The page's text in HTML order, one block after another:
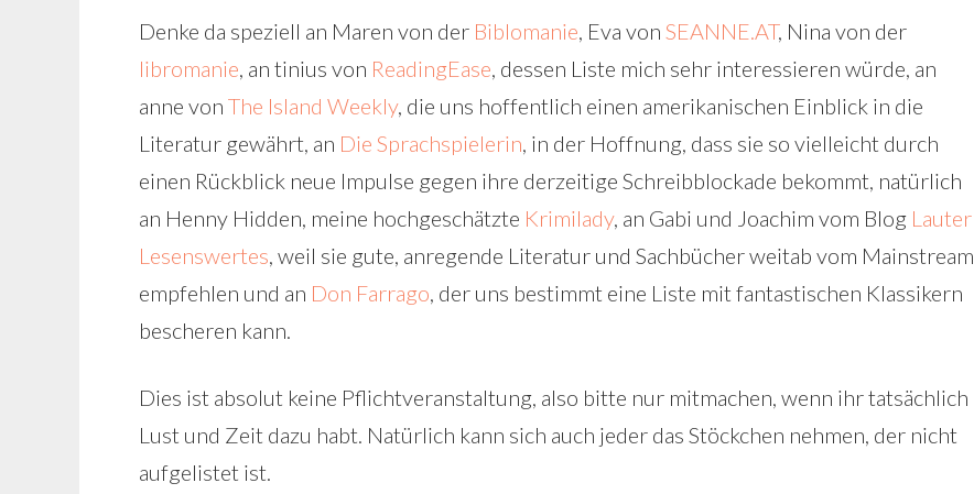
Denke da speziell an Maren von der Biblomanie, Eva von SEANNE.AT, Nina von der
libromanie, an tinius von ReadingEase, dessen Liste mich sehr interessieren würde, an
anne von The Island Weekly, die uns hoffentlich einen amerikanischen Einblick in die
Literatur gewährt, an Die Sprachspielerin, in der Hoffnung, dass sie so vielleicht durch
einen Rückblick neue Impulse gegen ihre derzeitige Schreibblockade bekommt, natürlich
an Henny Hidden, meine hochgeschätzte Krimilady, an Gabi und Joachim vom Blog Lauter
Lesenswertes, weil sie gute, anregende Literatur und Sachbücher weitab vom Mainstream
empfehlen und an Don Farrago, der uns bestimmt eine Liste mit fantastischen Klassikern
bescheren kann.
Dies ist absolut keine Pflichtveranstaltung, also bitte nur mitmachen, wenn ihr tatsächlich
Lust und Zeit dazu habt. Natürlich kann sich auch jeder das Stöckchen nehmen, der nicht
aufgelistet ist.